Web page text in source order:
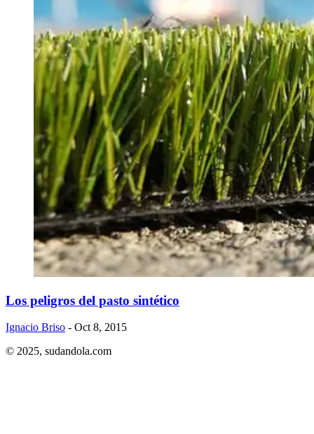
Los peligros del pasto sintético
Ignacio Briso - Oct 8, 2015
© 2025, sudandola.com